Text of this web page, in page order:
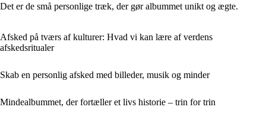
Det er de små personlige træk, der gør albummet unikt og ægte.
Afsked på tværs af kulturer: Hvad vi kan lære af verdens
afskedsritualer
Skab en personlig afsked med billeder, musik og minder
Mindealbummet, der fortæller et livs historie – trin for trin